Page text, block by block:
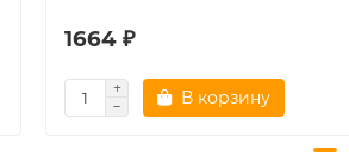
1664 ₽
В корзину